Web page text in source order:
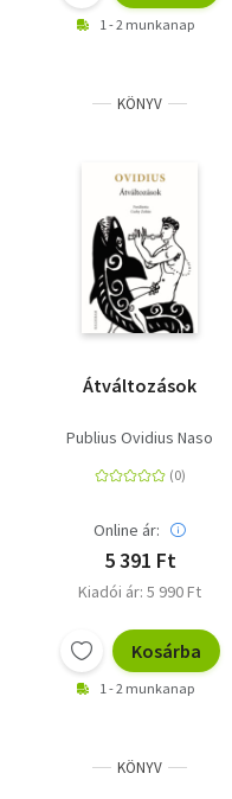
1 - 2 munkanap
KÖNYV
Átváltozások
Publius Ovidius Naso
Online ár:
5 391 Ft
Kiadói ár: 5 990 Ft
Kosárba
1 - 2 munkanap
KÖNYV